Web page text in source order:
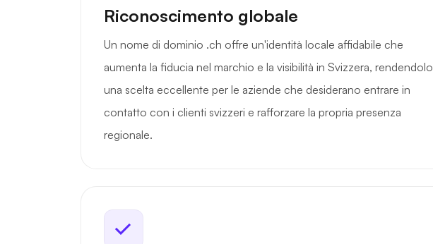
Riconoscimento globale
Un nome di dominio .ch offre un'identità locale affidabile che
aumenta la fiducia nel marchio e la visibilità in Svizzera, rendendolo
una scelta eccellente per le aziende che desiderano entrare in
contatto con i clienti svizzeri e rafforzare la propria presenza
regionale.